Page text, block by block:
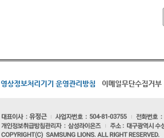
영상정보처리기기 운영관리방침 이메일무단수집거부